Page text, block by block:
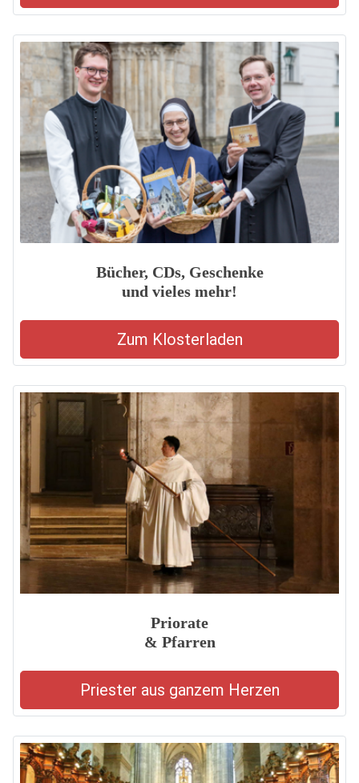
Bücher, CDs, Geschenke
und vieles mehr!
Zum Klosterladen
Priorate
& Pfarren
Priester aus ganzem Herzen